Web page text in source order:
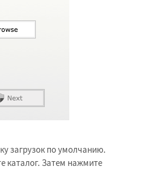
загрузок по умолчанию.
каталог. Затем нажмите